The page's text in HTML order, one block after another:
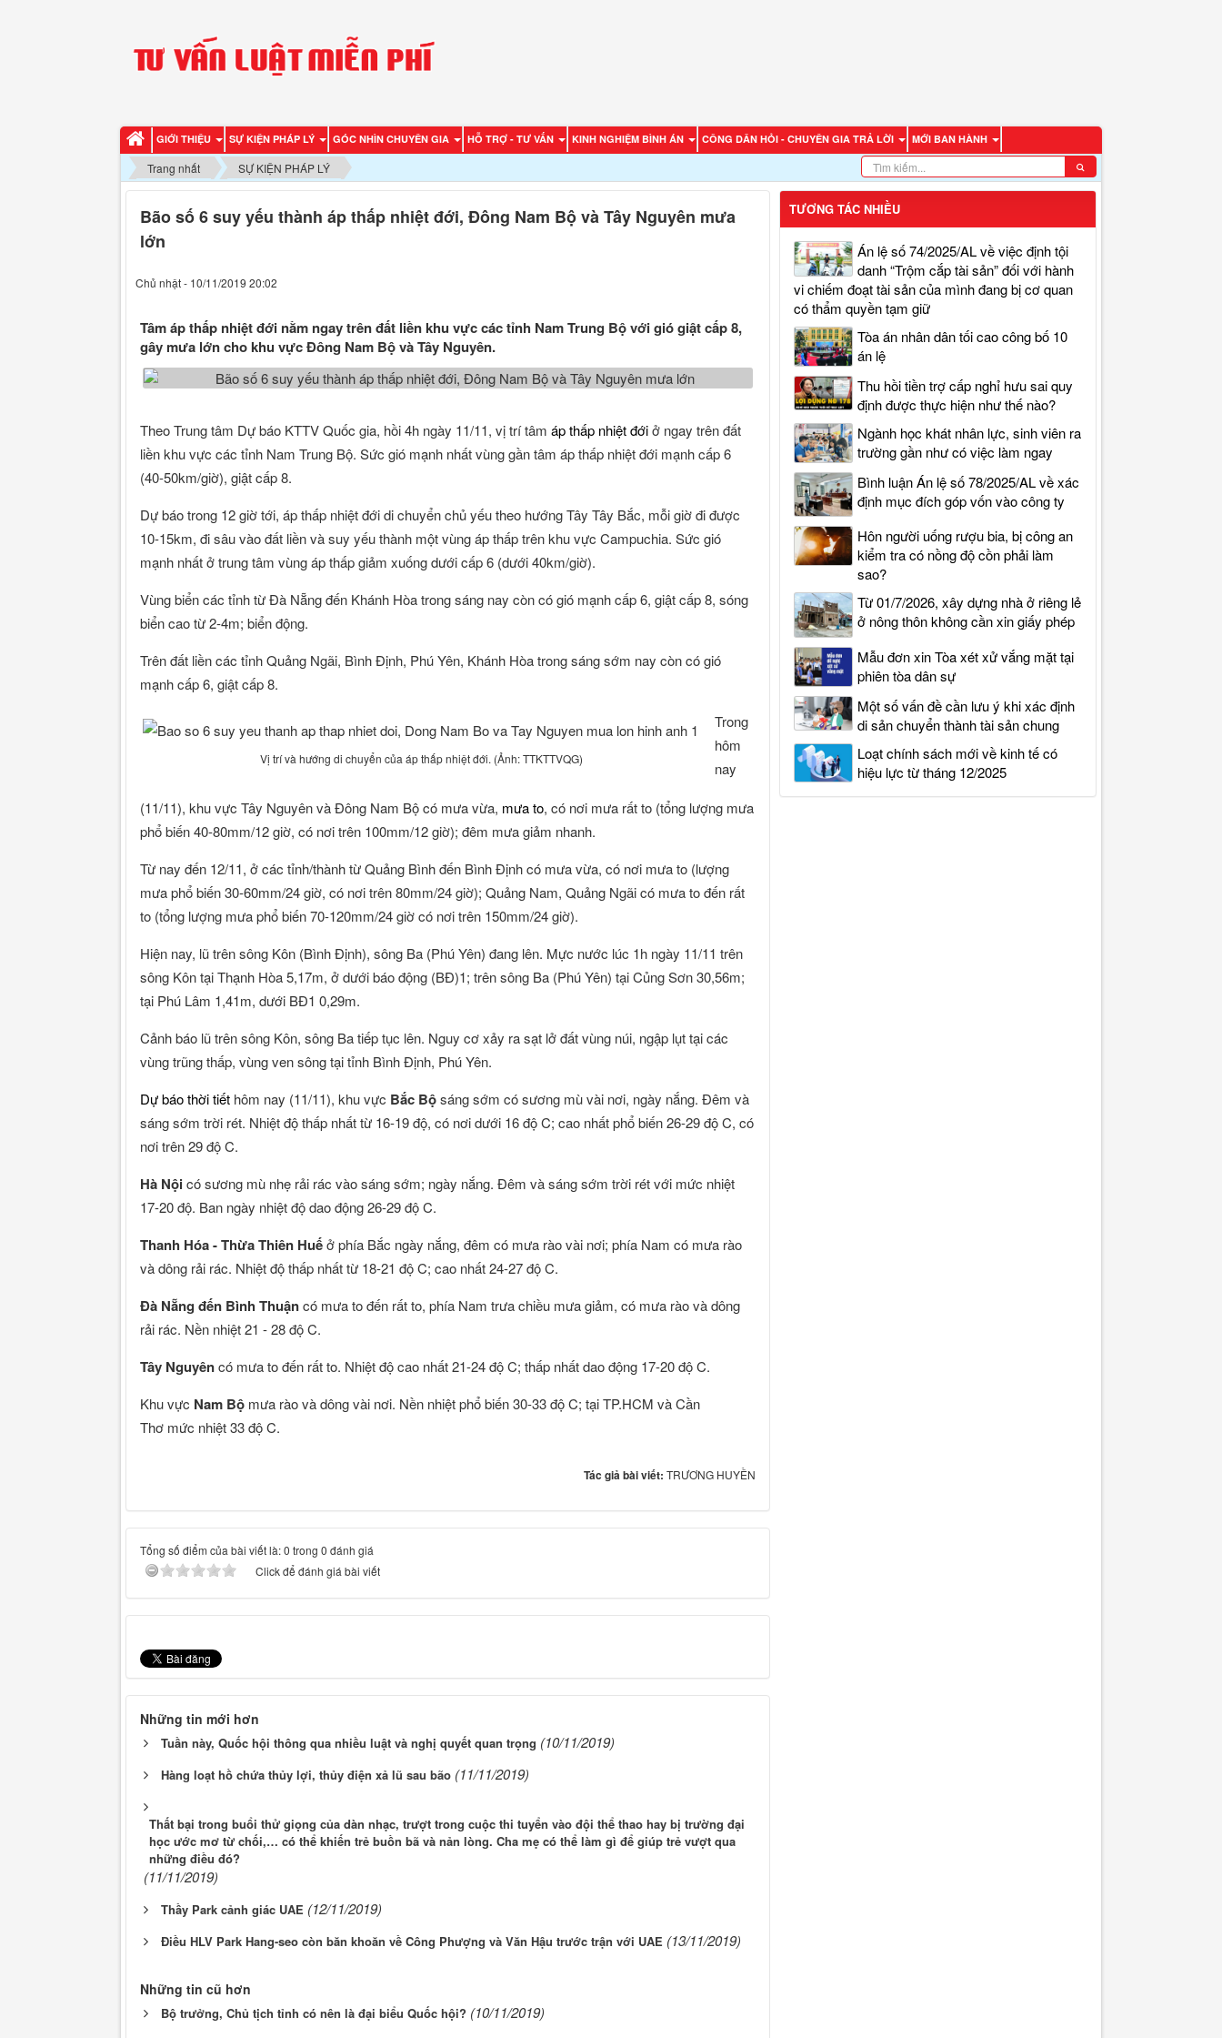
GIỚI THIỆU SỰ KIỆN PHÁP LÝ GÓC NHÌN CHUYÊN GIA HỖ TRỢ - TƯ VẤN KINH NGHIỆM BÌNH ÁN CÔNG DÂN HỎI - CHUYÊN GIA TRẢ LỜI MỚI BAN HÀNH
Trang nhất SỰ KIỆN PHÁP LÝ
Bão số 6 suy yếu thành áp thấp nhiệt đới, Đông Nam Bộ và Tây Nguyên mưa
lớn
Chủ nhật - 10/11/2019 20:02
Tâm áp thấp nhiệt đới nằm ngay trên đất liền khu vực các tỉnh Nam Trung Bộ với gió giật cấp 8,
gây mưa lớn cho khu vực Đông Nam Bộ và Tây Nguyên.
Theo Trung tâm Dự báo KTTV Quốc gia, hồi 4h ngày 11/11, vị trí tâm áp thấp nhiệt đớiở ngay trên đất
liền khu vực các tỉnh Nam Trung Bộ. Sức gió mạnh nhất vùng gần tâm áp thấp nhiệt đới mạnh cấp 6
(40-50km/giờ), giật cấp 8.
Dự báo trong 12 giờ tới, áp thấp nhiệt đới di chuyển chủ yếu theo hướng Tây Tây Bắc, mỗi giờ đi được
10-15km, đi sâu vào đất liền và suy yếu thành một vùng áp thấp trên khu vực Campuchia. Sức gió
mạnh nhất ở trung tâm vùng áp thấp giảm xuống dưới cấp 6 (dưới 40km/giờ).
Vùng biển các tỉnh từ Đà Nẵng đến Khánh Hòa trong sáng nay còn có gió mạnh cấp 6, giật cấp 8, sóng
biển cao từ 2-4m; biển động.
Trên đất liền các tỉnh Quảng Ngãi, Bình Định, Phú Yên, Khánh Hòa trong sáng sớm nay còn có gió
mạnh cấp 6, giật cấp 8.
Vị trí và hướng di chuyển của áp thấp nhiệt đới. (Ảnh: TTKTTVQG)
Trong
hôm
nay
(11/11), khu vực Tây Nguyên và Đông Nam Bộ có mưa vừa, mưa to, có nơi mưa rất to (tổng lượng mưa
phổ biến 40-80mm/12 giờ, có nơi trên 100mm/12 giờ); đêm mưa giảm nhanh.
Từ nay đến 12/11, ở các tỉnh/thành từ Quảng Bình đến Bình Định có mưa vừa, có nơi mưa to (lượng
mưa phổ biến 30-60mm/24 giờ, có nơi trên 80mm/24 giờ); Quảng Nam, Quảng Ngãi có mưa to đến rất
to (tổng lượng mưa phổ biến 70-120mm/24 giờ có nơi trên 150mm/24 giờ).
Hiện nay, lũ trên sông Kôn (Bình Định), sông Ba (Phú Yên) đang lên. Mực nước lúc 1h ngày 11/11 trên
sông Kôn tại Thạnh Hòa 5,17m, ở dưới báo động (BĐ)1; trên sông Ba (Phú Yên) tại Củng Sơn 30,56m;
tại Phú Lâm 1,41m, dưới BĐ1 0,29m.
Cảnh báo lũ trên sông Kôn, sông Ba tiếp tục lên. Nguy cơ xảy ra sạt lở đất vùng núi, ngập lụt tại các
vùng trũng thấp, vùng ven sông tại tỉnh Bình Định, Phú Yên.
Dự báo thời tiết hôm nay (11/11), khu vực Bắc Bộsáng sớm có sương mù vài nơi, ngày nắng. Đêm và
sáng sớm trời rét. Nhiệt độ thấp nhất từ 16-19 độ, có nơi dưới 16 độ C; cao nhất phổ biến 26-29 độ C, có
nơi trên 29 độ C.
Hà Nộicó sương mù nhẹ rải rác vào sáng sớm; ngày nắng. Đêm và sáng sớm trời rét với mức nhiệt
17-20 độ. Ban ngày nhiệt độ dao động 26-29 độ C.
Thanh Hóa - Thừa Thiên Huếở phía Bắc ngày nắng, đêm có mưa rào vài nơi; phía Nam có mưa rào
và dông rải rác. Nhiệt độ thấp nhất từ 18-21 độ C; cao nhất 24-27 độ C.
Đà Nẵng đến Bình Thuậncó mưa to đến rất to, phía Nam trưa chiều mưa giảm, có mưa rào và dông
rải rác. Nền nhiệt 21 - 28 độ C.
Tây Nguyêncó mưa to đến rất to. Nhiệt độ cao nhất 21-24 độ C; thấp nhất dao động 17-20 độ C.
Khu vực Nam Bộ mưa rào và dông vài nơi. Nền nhiệt phổ biến 30-33 độ C; tại TP.HCM và Cần
Thơ mức nhiệt 33 độ C.
Tác giả bài viết: TRƯƠNG HUYỀN
Tổng số điểm của bài viết là: 0 trong 0 đánh giá
Click để đánh giá bài viết
Những tin mới hơn
Tuần này, Quốc hội thông qua nhiều luật và nghị quyết quan trọng (10/11/2019)
Hàng loạt hồ chứa thủy lợi, thủy điện xả lũ sau bão (11/11/2019)
Thất bại trong buổi thử giọng của dàn nhạc, trượt trong cuộc thi tuyển vào đội thể thao hay bị trường đại
học ước mơ từ chối,… có thể khiến trẻ buồn bã và nản lòng. Cha mẹ có thể làm gì để giúp trẻ vượt qua
những điều đó?
(11/11/2019)
Thầy Park cảnh giác UAE (12/11/2019)
Điều HLV Park Hang-seo còn băn khoăn về Công Phượng và Văn Hậu trước trận với UAE (13/11/2019)
Những tin cũ hơn
Bộ trưởng, Chủ tịch tỉnh có nên là đại biểu Quốc hội? (10/11/2019)
TƯƠNG TÁC NHIỀU
Án lệ số 74/2025/AL về việc định tội
danh “Trộm cắp tài sản” đối với hành
vi chiếm đoạt tài sản của mình đang bị cơ quan
có thẩm quyền tạm giữ
Tòa án nhân dân tối cao công bố 10
án lệ
Thu hồi tiền trợ cấp nghỉ hưu sai quy
định được thực hiện như thế nào?
Ngành học khát nhân lực, sinh viên ra
trường gần như có việc làm ngay
Bình luận Án lệ số 78/2025/AL về xác
định mục đích góp vốn vào công ty
Hôn người uống rượu bia, bị công an
kiểm tra có nồng độ cồn phải làm
sao?
Từ 01/7/2026, xây dựng nhà ở riêng lẻ
ở nông thôn không cần xin giấy phép
Mẫu đơn xin Tòa xét xử vắng mặt tại
phiên tòa dân sự
Một số vấn đề cần lưu ý khi xác định
di sản chuyển thành tài sản chung
Loạt chính sách mới về kinh tế có
hiệu lực từ tháng 12/2025